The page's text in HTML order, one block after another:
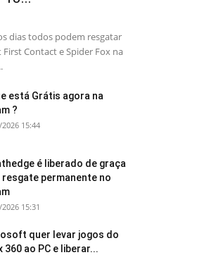
dias todos podem resgatar
Contact e Spider Fox na
está Grátis agora na
?
15:44
é liberado de graça
resgate permanente no
15:31
quer levar jogos do
360 ao PC e liberar...